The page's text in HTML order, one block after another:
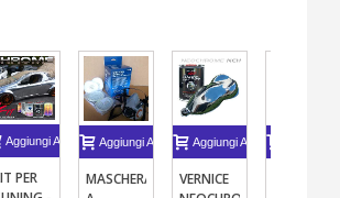
Aggiungi Al Carrello
PER
Aggiungi Al Carrello
MASCHERA
Aggiungi Al Carrello
VERNICE